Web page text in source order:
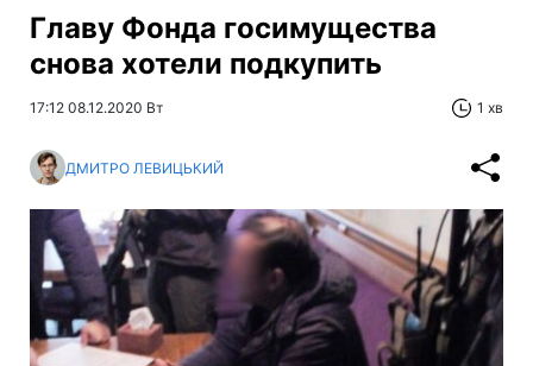
Главу Фонда госимущества
снова хотели подкупить
17:12 08.12.2020 Вт 1 хв
ДМИТРО ЛЕВИЦЬКИЙ